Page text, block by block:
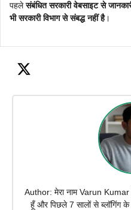
पहलेसंबंधित सरकारी वेबसाइट से
भी सरकारी विभाग से संबद्ध नहीं है।
Author: मेरा नाम Varun
हूँ और पिछले 7 सालों से ब्लॉगिंग